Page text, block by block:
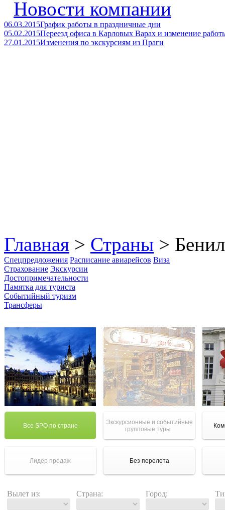
Новости компании
06.03.2015График работы в праздничные дни
05.02.2015Переезд офиса в Карловых Варах и изменение
27.01.2015Изменения по экскурсиям из Праги
Главная > Страны >
Спецпредложения Расписание авиарейсов Виза
Страхование Экскурсии
Достопримечательности
Памятка для туриста
Событийный туризм
Трансферы
Все SPO по стране
Экскурсионные и событийные
групповые туры
Лидер продаж Без перелета
Вылет из: Страна: Город: